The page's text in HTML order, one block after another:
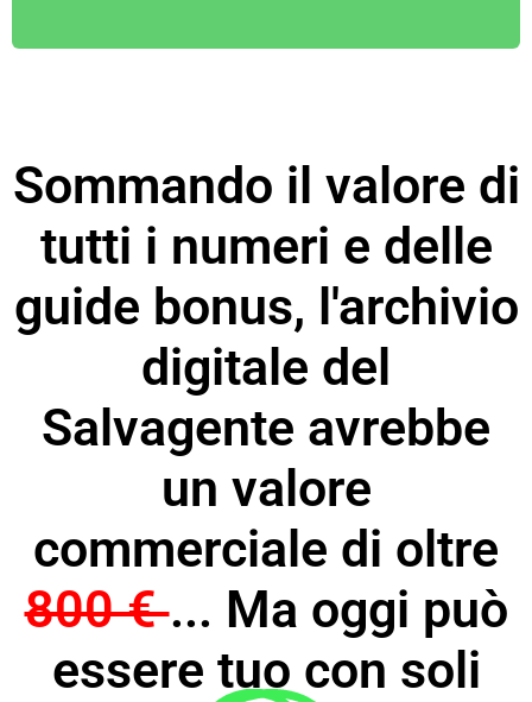
Sommando il valore di
tutti i numeri e delle
guide bonus, l'archivio
digitale del
Salvagente avrebbe
un valore
commerciale di oltre
800 €... Ma oggi può
essere tuo con soli